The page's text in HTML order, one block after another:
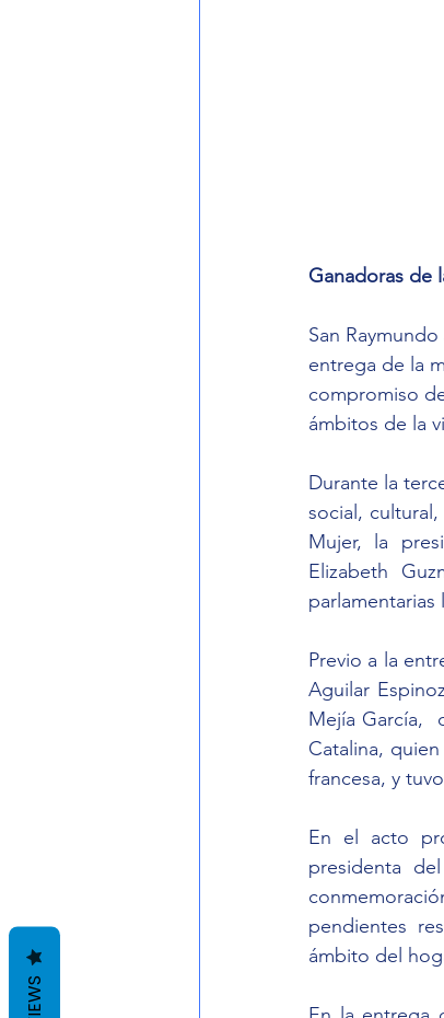
Ganadoras de
San
entrega de la
compromiso
ámbitos de la
Durante la
social,
Mujer, la
Elizabeth
Previo a la
Aguilar
Mejía García,
Catalina,
francesa, y
En el acto
presidenta
pendientes
ámbito del